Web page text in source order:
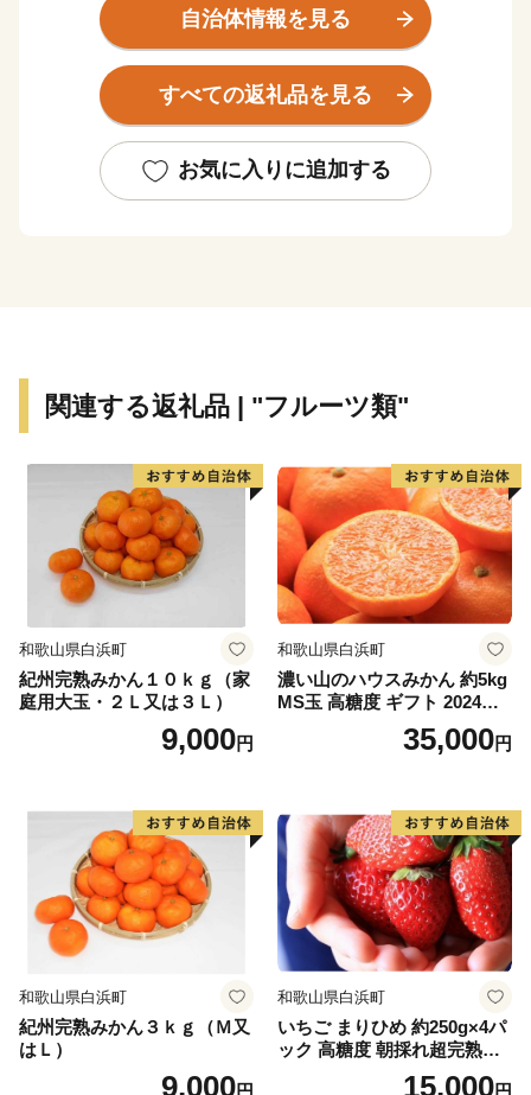
おこなわれています。町の北部地域は、大型店舗の進出
や集合住宅の増加など、都市化が進展しており、田園と
都市が共存する町となっています。
自治体情報を見る
すべての返礼品を見る
お気に入りに追加する
関連する返礼品 | "フルーツ類"
和歌山県白浜町
紀州完熟みかん１０ｋｇ（家
庭用大玉・２Ｌ又は３Ｌ）
9,000円
和歌山県白浜町
濃い山のハウスみかん 約5kg
MS玉 高糖度 ギフト 2024年7
35,000円
和歌山県白浜町
紀州完熟みかん３ｋｇ（Ｍ又
はＬ）
9,000円
和歌山県白浜町
いちご まりひめ 約250g×4パ
ック 高糖度 朝採れ超完熟ま
りひめ 1月以降発送分15,000円